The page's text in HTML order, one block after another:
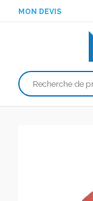
MON DEVIS
Recherche